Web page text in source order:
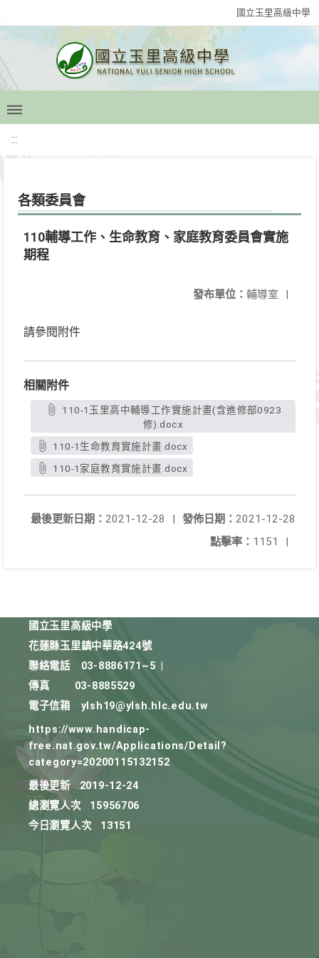
國立玉里高級中學
:::
各類委員會
110輔導工作、生命教育、家庭教育委員會實施
期程
發布單位： 輔導室 |
請參閱附件
相關附件
修).docx
110-1生命教育實施計畫.docx
110-1家庭教育實施計畫.docx
發佈日期： 2021-12-28
最後更新日期： 2021-12-28
|
點擊率： 1151 |
國立玉里高級中學
花蓮縣玉里鎮中華路424號
聯絡電話
03-8886171~5
傳真
03-8885529
電子信箱
ylsh19@ylsh.hlc.edu.tw
https://www.handicap-
free.nat.gov.tw/Applications/Detail?
category=20200115132152
最後更新
2019-12-24
總瀏覽人次
15956706
今日瀏覽人次
13151